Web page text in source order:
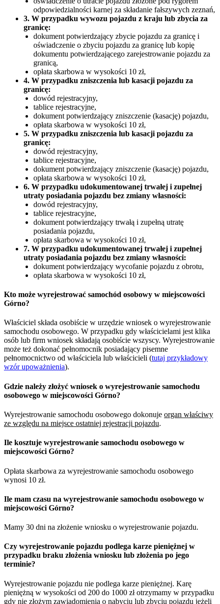
odpowiedzialności karnej za składanie fałszywych zeznań,
3. W przypadku wywozu pojazdu z kraju lub zbycia za
granicę:
dokument potwierdzający zbycie pojazdu za granicę i
oświadczenie o zbyciu pojazdu za granicę lub kopię
dokumentu potwierdzającego zarejestrowanie pojazdu za
granicą,
opłata skarbowa w wysokości 10 zł,
4. W przypadku zniszczenia lub kasacji pojazdu za
granicę:
dowód rejestracyjny,
tablice rejestracyjne,
dokument potwierdzający zniszczenie (kasację) pojazdu,
opłata skarbowa w wysokości 10 zł,
5. W przypadku zniszczenia lub kasacji pojazdu za
granicę:
dowód rejestracyjny,
tablice rejestracyjne,
dokument potwierdzający zniszczenie (kasację) pojazdu,
opłata skarbowa w wysokości 10 zł,
6. W przypadku udokumentowanej trwałej i zupełnej
utraty posiadania pojazdu bez zmiany własności:
dowód rejestracyjny,
tablice rejestracyjne,
dokument potwierdzający trwałą i zupełną utratę
posiadania pojazdu,
opłata skarbowa w wysokości 10 zł,
7. W przypadku udokumentowanej trwałej i zupełnej
utraty posiadania pojazdu bez zmiany własności:
dokument potwierdzający wycofanie pojazdu z obrotu,
opłata skarbowa w wysokości 10 zł,
Kto może wyrejestrować samochód osobowy w miejscowości
Górno?
Właściciel składa osobiście w urzędzie wniosek o wyrejestrowanie
samochodu osobowego. W przypadku gdy właścicielami jest klika
osób lub firm wniosek składają osobiście wszyscy. Wyrejestrowanie
może też dokonać pełnomocnik posiadający pisemne
pełnomocnictwo od właściciela lub właścicieli (tutaj przykładowy
wzór upoważnienia).
Gdzie należy złożyć wniosek o wyrejestrowanie samochodu
osobowego w miejscowości Górno?
Wyrejestrowanie samochodu osobowego dokonuje organ właściwy
ze względu na miejsce ostatniej rejestracji pojazdu.
Ile kosztuje wyrejestrowanie samochodu osobowego w
miejscowości Górno?
Opłata skarbowa za wyrejestrowanie samochodu osobowego
wynosi 10 zł.
Ile mam czasu na wyrejestrowanie samochodu osobowego w
miejscowości Górno?
Mamy 30 dni na złożenie wniosku o wyrejestrowanie pojazdu.
Czy wyrejestrowanie pojazdu podlega karze pieniężnej w
przypadku braku złożenia wniosku lub złożenia po jego
terminie?
Wyrejestrowanie pojazdu nie podlega karze pieniężnej. Karę
pieniężną w wysokości od 200 do 1000 zł otrzymamy w przypadku
gdy nie złożym zawiadomienia o nabyciu lub zbyciu pojazdu jeżeli